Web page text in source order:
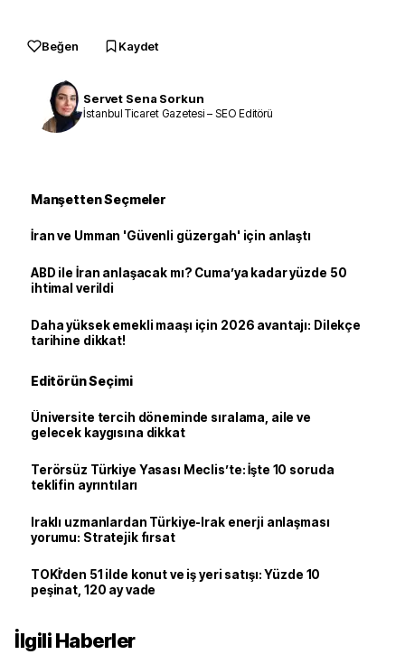
Beğen Kaydet
Servet Sena Sorkun
İstanbul Ticaret Gazetesi – SEO Editörü
Manşetten Seçmeler
İran ve Umman 'Güvenli güzergah' için anlaştı
ABD ile İran anlaşacak mı? Cuma’ya kadar yüzde 50
ihtimal verildi
Daha yüksek emekli maaşı için 2026 avantajı: Dilekçe
tarihine dikkat!
Editörün Seçimi
Üniversite tercih döneminde sıralama, aile ve
gelecek kaygısına dikkat
Terörsüz Türkiye Yasası Meclis’te: İşte 10 soruda
teklifin ayrıntıları
Iraklı uzmanlardan Türkiye-Irak enerji anlaşması
yorumu: Stratejik fırsat
TOKİ’den 51 ilde konut ve iş yeri satışı: Yüzde 10
peşinat, 120 ay vade
İlgili Haberler